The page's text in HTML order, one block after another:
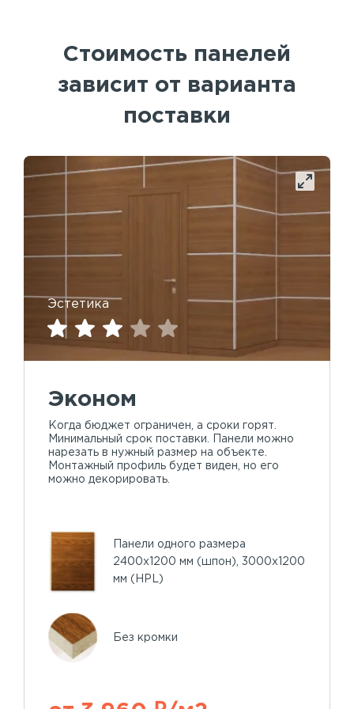
Стоимость панелей
зависит от варианта
поставки
Эстетика
Эконом
Когда бюджет ограничен, а сроки горят.
Минимальный срок поставки. Панели можно
нарезать в нужный размер на объекте.
Монтажный профиль будет виден, но его
можно декорировать.
Панели одного размера
2400х1200 мм (шпон), 3000х1200
мм (HPL)
Без кромки